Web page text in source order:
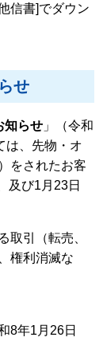
信書]でダウン
せ
知らせ 」（令和
は、先物・オ
をされたお客
及び1月23日
取引（転売、
権利消滅な
8年1月26日